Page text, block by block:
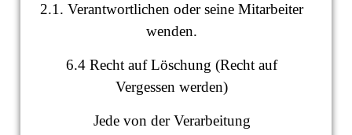
2.1. Verantwortlichen oder seine Mitarbeiter
wenden.
6.4 Recht auf Löschung (Recht auf
Vergessen werden)
Jede von der Verarbeitung